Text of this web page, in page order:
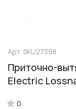
Арт. SKU27398
Приточно-
Electric
0